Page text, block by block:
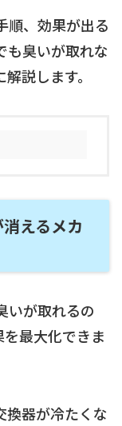
順、効果が出る
も臭いが取れな
説します。
えるメカ
いが取れるの
最大化できま
換器が冷たくな